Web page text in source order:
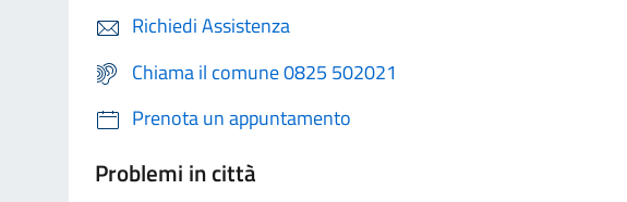
Richiedi Assistenza
Chiama il comune 0825 502021
Prenota un appuntamento
Problemi in città